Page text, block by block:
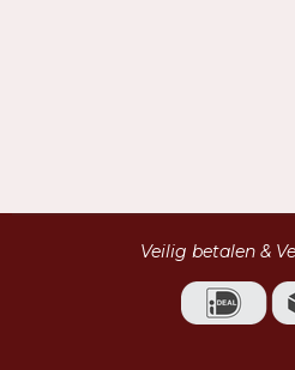
Veilig betalen &